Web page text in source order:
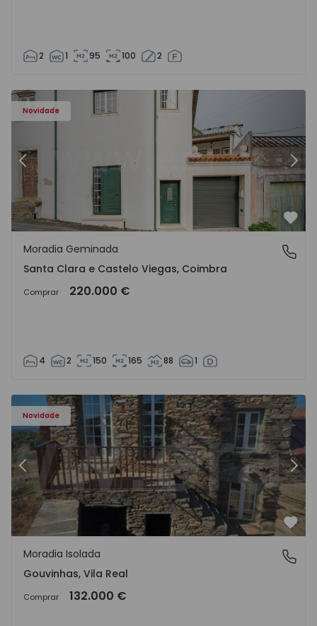
2 1 95 100 2
Novidade
Anterior
Santa Clara e Castelo Viegas, Coimbra
Moradia Geminada
Santa Clara e Castelo Viegas, Coimbra
Comprar 220.000 €
4 2 150 165 88 1
Novidade
Moradia Isolada T1 Sabrosa, Gouvinhas - 1574611 - 10
Anterior
Gouvinhas, Vila Real
Moradia Isolada
Gouvinhas, Vila Real
Comprar 132.000 €